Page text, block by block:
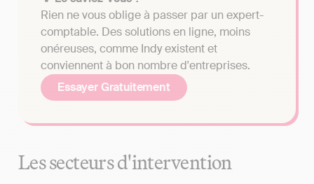
Rien ne vous oblige à passer par un expert-
comptable. Des solutions en ligne, moins
onéreuses, comme Indy existent et
conviennent à bon nombre d'entreprises.
Essayer Gratuitement
Les secteurs d'intervention